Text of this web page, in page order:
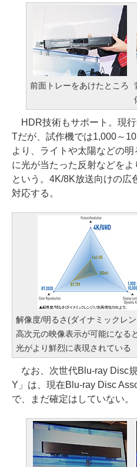
前面トレーをあけたところ
HDR技術もサポート。現行
Tだが、試作機では1,000～
より、ライトや太陽などの
に光が当たった反射などを
という。4K/8K放送向けの広
対応する。
解像度/明るさ(ダイナミックレ
高次元の映像表示が可能になる
光がより鮮烈に表現されている
なお、次世代Blu-ray Disc
Y」は、現在Blu-ray Disc
で、まだ確定はしていない。